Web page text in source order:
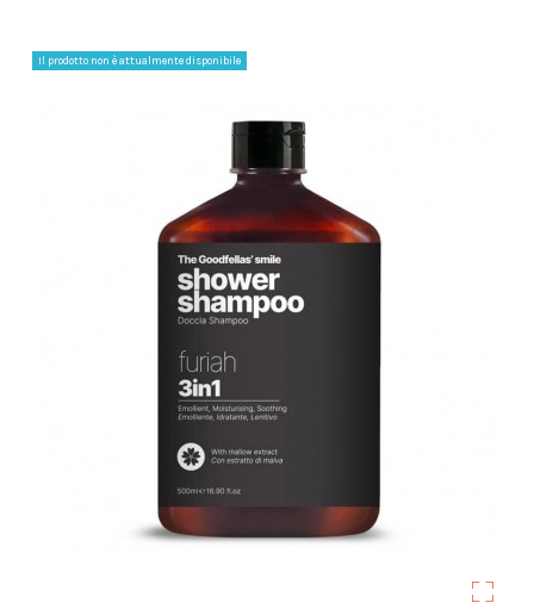
Il prodotto non è attualmente disponibile